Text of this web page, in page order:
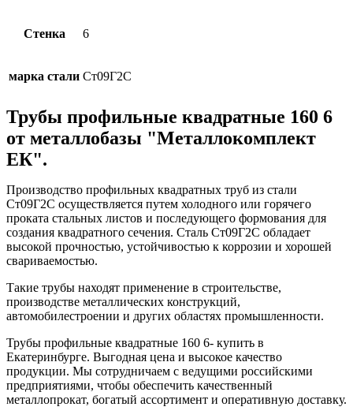
Стенка 6
марка стали Ст09Г2С
Трубы профильные квадратные 160 6
от металлобазы "Металлокомплект
ЕК".
Производство профильных квадратных труб из стали
Ст09Г2С осуществляется путем холодного или горячего
проката стальных листов и последующего формования для
создания квадратного сечения. Сталь Ст09Г2С обладает
высокой прочностью, устойчивостью к коррозии и хорошей
свариваемостью.
Такие трубы находят применение в строительстве,
производстве металлических конструкций,
автомобилестроении и других областях промышленности.
Трубы профильные квадратные 160 6- купить в
Екатеринбурге. Выгодная цена и высокое качество
продукции. Мы сотрудничаем с ведущими российскими
предприятиями, чтобы обеспечить качественный
металлопрокат, богатый ассортимент и оперативную доставку.